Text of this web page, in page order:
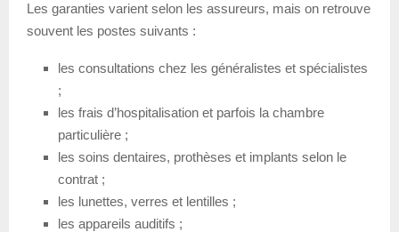
Les garanties varient selon les assureurs, mais on retrouve
souvent les postes suivants :
les consultations chez les généralistes et spécialistes
;
les frais d’hospitalisation et parfois la chambre
particulière ;
les soins dentaires, prothèses et implants selon le
contrat ;
les lunettes, verres et lentilles ;
les appareils auditifs ;